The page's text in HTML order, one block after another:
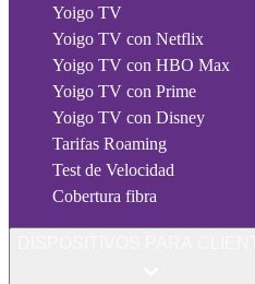
Yoigo TV
Yoigo TV con Netflix
Yoigo TV con HBO Max
Yoigo TV con Prime
Yoigo TV con Disney
Tarifas Roaming
Test de Velocidad
Cobertura fibra